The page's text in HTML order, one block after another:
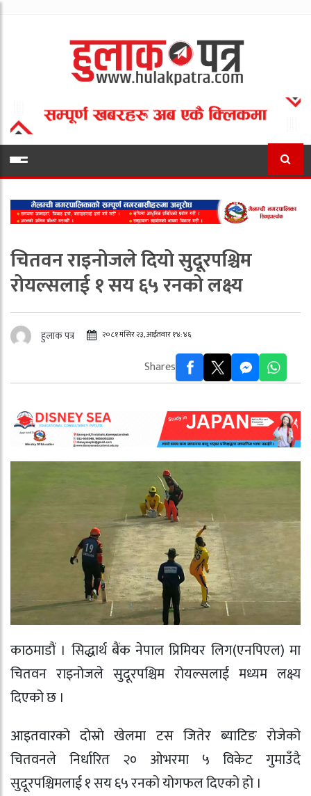
चितवन राइनोजले दियो सुदूरपश्चिम
रोयल्सलाई १ सय ६५ रनको लक्ष्य
हुलाक पत्र २०८१ मंसिर २३, आईतवार १४:४६
Shares
काठमाडौं । सिद्धार्थ बैंक नेपाल प्रिमियर लिग(एनपिएल) मा
चितवन राइनोजले सुदूरपश्चिम रोयल्सलाई मध्यम लक्ष्य
दिएको छ ।
आइतवारको दोस्रो खेलमा टस जितेर ब्याटिङ रोजेको
चितवनले निर्धारित २० ओभरमा ५ विकेट गुमाउँदै
सुदूरपश्चिमलाई १ सय ६५ रनको योगफल दिएको हो ।